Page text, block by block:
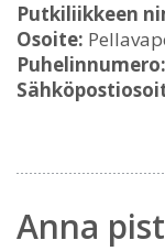
Putkiliikkeen
Osoite:
Puhelinnumero:
Anna